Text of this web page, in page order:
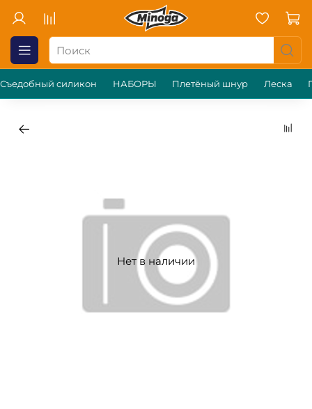
Съедобный силикон НАБОРЫ Плетёный шнур Леска
Нет в наличии